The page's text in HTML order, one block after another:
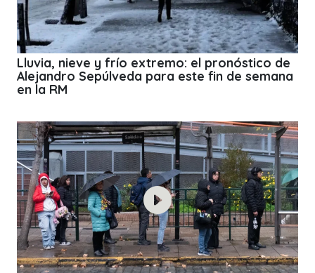
Lluvia, nieve y frío extremo: el pronóstico de
Alejandro Sepúlveda para este fin de semana
en la RM